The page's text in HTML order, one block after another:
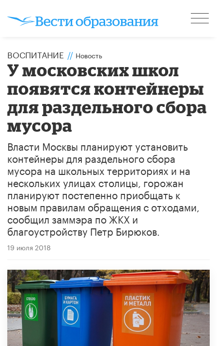
ВОСПИТАНИЕ // Новость
У московских школ
появятся контейнеры
для раздельного сбора
мусора
Власти Москвы планируют установить
контейнеры для раздельного сбора
мусора на школьных территориях и на
нескольких улицах столицы, горожан
планируют постепенно приобщать к
новым правилам обращения с отходами,
сообщил заммэра по ЖКХ и
благоустройству Петр Бирюков.
19 июля 2018